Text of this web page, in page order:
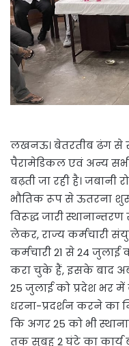
लखनऊ। बेतरतीब ढंग से
पैरामेडिकल एवं अन्य
बढ़ती जा रही है।
भौतिक रूप से ऊतरना शुरु
विरूद्ध जारी
लेकर, राज्य कर्मचारी
कर्मचारी 21 से 24 जुलाई
करा चुके हैं, इसके बाद
25 जुलाई को प्रदेश भर
धरना-प्रदर्शन करने का
कि अगर 25 को भी
तक सुबह 2 घंटे का कार्य